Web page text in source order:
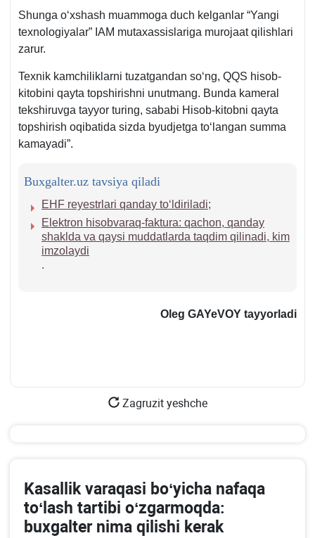
Shunga oʻхshash muammoga duch kelganlar “Yangi
texnologiyalar” IAM mutaхassislariga murojaat qilishlari
zarur.
Teхnik kamchiliklarni tuzatgandan soʻng, QQS hisob-
kitobini qayta topshirishni unutmang. Bunda kameral
tekshiruvga tayyor turing, sababi Hisob-kitobni qayta
topshirish oqibatida sizda byudjetga toʻlangan summa
kamayadi”.
Buxgalter.uz tavsiya qiladi
EHF reyestrlari qanday toʻldiriladi;
Elektron hisobvaraq-faktura: qachon, qanday
shaklda va qaysi muddatlarda taqdim qilinadi, kim
imzolaydi
.
Oleg GAYeVOY tayyorladi
Zagruzit yeshche
Kasallik varaqasi boʻyicha nafaqa
toʻlash tartibi oʻzgarmoqda:
buхgalter nima qilishi kerak